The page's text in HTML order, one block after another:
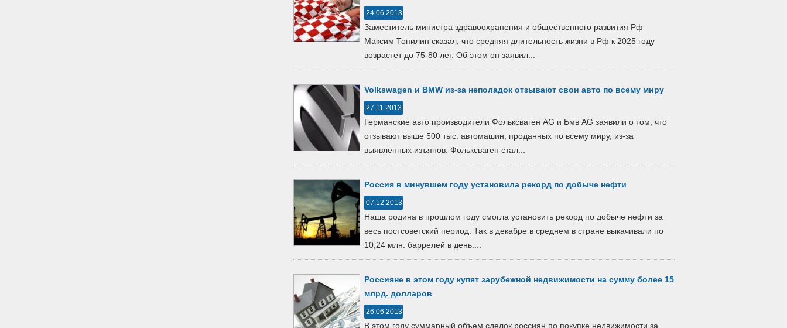
24.06.2013
Заместитель министра здравоохранения и общественного развития Рф
Максим Топилин сказал, что средняя длительность жизни в Рф к 2025 году
возрастет до 75-80 лет. Об этом он заявил...
Volkswagen и BMW из-за неполадок отзывают свои авто по всему миру
27.11.2013
Германские авто производители Фольксваген AG и Бмв AG заявили о том, что
отзывают выше 500 тыс. автомашин, проданных по всему миру, из-за
выявленных изъянов. Фольксваген стал...
Россия в минувшем году установила рекорд по добыче нефти
07.12.2013
Наша родина в прошлом году смогла установить рекорд по добыче нефти за
весь постсоветский период. Так в декабре в среднем в стране выкачивали по
10,24 млн. баррелей в день....
Россияне в этом году купят зарубежной недвижимости на сумму более 15
млрд. долларов
26.06.2013
В этом году суммарный объем сделок россиян по покупке недвижимости за